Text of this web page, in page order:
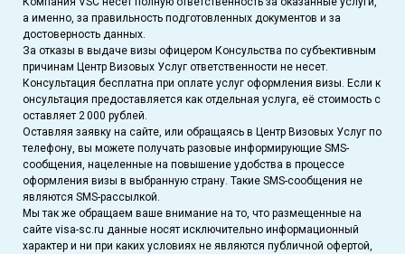
а именно, за правильность подготовленных документов и за
достоверность данных.
За отказы в выдаче визы офицером Консульства по субъективным
причинам Центр Визовых Услуг ответственности не несет.
Консультация бесплатна при оплате услуг оформления визы. Если к
онсультация предоставляется как отдельная услуга, её стоимость с
оставляет 2 000 рублей.
Оставляя заявку на сайте, или обращаясь в Центр Визовых Услуг по
телефону, вы можете получать разовые информирующие SMS-
сообщения, нацеленные на повышение удобства в процессе
оформления визы в выбранную страну. Такие SMS-сообщения не
являются SMS-рассылкой.
Мы так же обращаем ваше внимание на то, что размещенные на
сайте visa-sc.ru данные носят исключительно информационный
характер и ни при каких условиях не являются публичной офертой,